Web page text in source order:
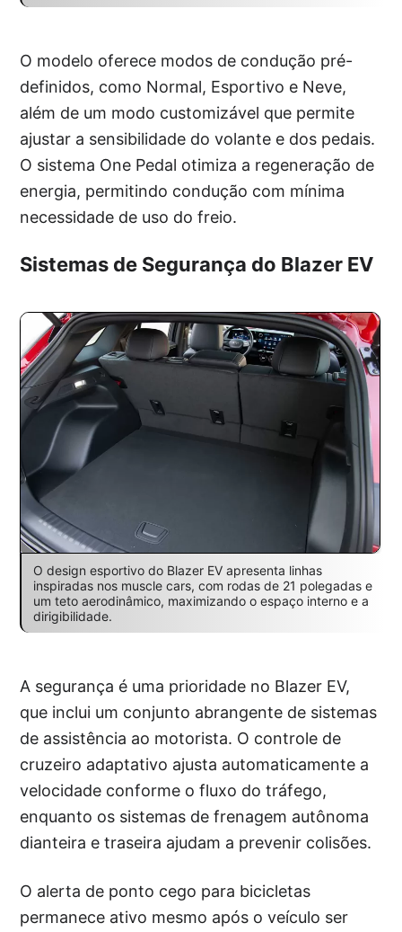
O modelo oferece modos de condução pré-
definidos, como Normal, Esportivo e Neve,
além de um modo customizável que permite
ajustar a sensibilidade do volante e dos pedais.
O sistema One Pedal otimiza a regeneração de
energia, permitindo condução com mínima
necessidade de uso do freio.
Sistemas de Segurança do Blazer EV
O design esportivo do Blazer EV apresenta linhas
inspiradas nos muscle cars, com rodas de 21 polegadas e
um teto aerodinâmico, maximizando o espaço interno e a
dirigibilidade.
A segurança é uma prioridade no Blazer EV,
que inclui um conjunto abrangente de sistemas
de assistência ao motorista. O controle de
cruzeiro adaptativo ajusta automaticamente a
velocidade conforme o fluxo do tráfego,
enquanto os sistemas de frenagem autônoma
dianteira e traseira ajudam a prevenir colisões.
O alerta de ponto cego para bicicletas
permanece ativo mesmo após o veículo ser